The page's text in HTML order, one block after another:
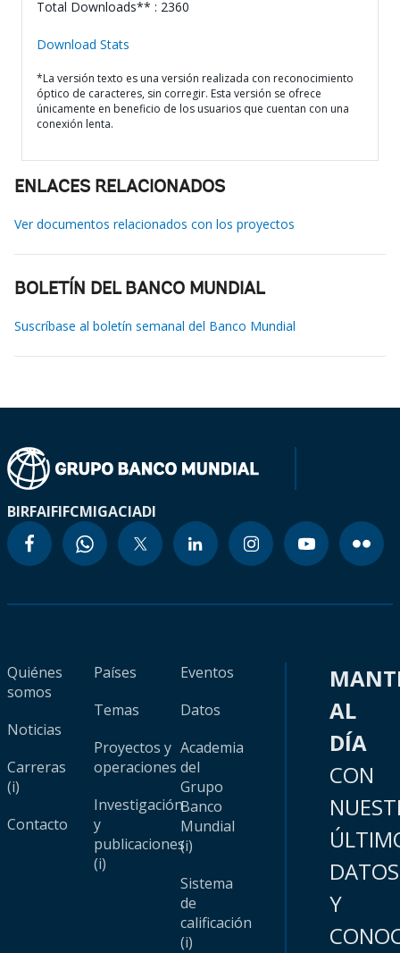
Total Downloads** : 2360
Download Stats
*La versión texto es una versión realizada con reconocimiento
óptico de caracteres, sin corregir. Esta versión se ofrece
únicamente en beneficio de los usuarios que cuentan con una
conexión lenta.
ENLACES RELACIONADOS
Ver documentos relacionados con los proyectos
BOLETÍN DEL BANCO MUNDIAL
Suscríbase al boletín semanal del Banco Mundial
BIRFAIFIFCMIGACIADI
Quiénes
somos
Noticias
Carreras
(i)
Contacto
Países
Temas
Proyectos y
operaciones
Investigación
y
publicaciones
(i)
Eventos
Datos
Academia
del
Grupo
Banco
Mundial
(i)
Sistema
de
calificación
(i)
AL
DÍA
CON
DATOS
Y